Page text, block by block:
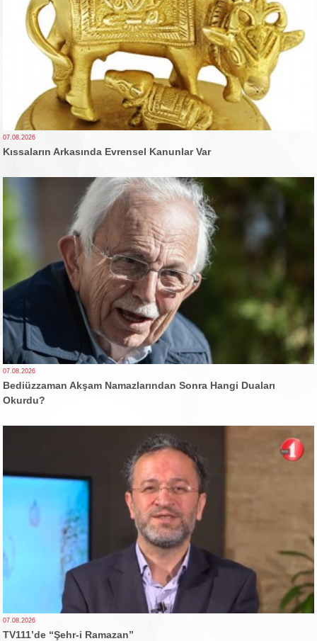
07.08.2026
Kıssaların Arkasında Evrensel Kanunlar Var
07.08.2026
Bediüzzaman Akşam Namazlarından Sonra Hangi Duaları
Okurdu?
07.08.2026
TV111’de “Şehr-i Ramazan”